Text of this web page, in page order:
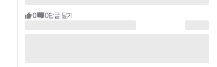
0 0답글 달기